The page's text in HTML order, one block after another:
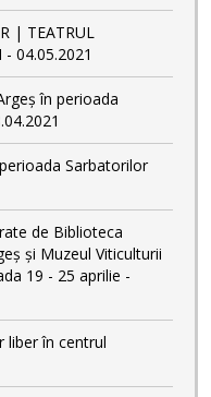
| TEATRUL
- 04.05.2021
în perioada
Sarbatorilor
de Biblioteca
și Muzeul Viticulturii
19 - 25 aprilie -
liber în centrul